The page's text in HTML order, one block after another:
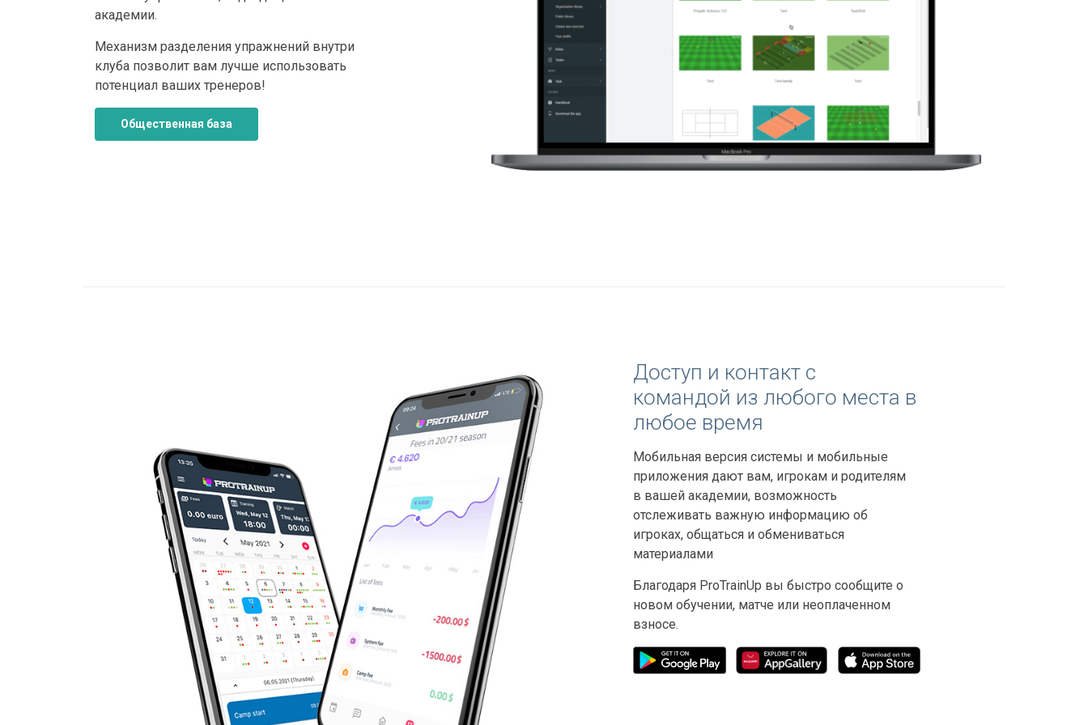
академии.
Механизм разделения упражнений внутри
клуба позволит вам лучше использовать
потенциал ваших тренеров!
Общественная база
Доступ и контакт с
командой из любого места в
любое время
Мобильная версия системы и мобильные
приложения дают вам, игрокам и родителям
в вашей академии, возможность
отслеживать важную информацию об
игроках, общаться и обмениваться
материалами
Благодаря ProTrainUp вы быстро сообщите о
новом обучении, матче или неоплаченном
взносе.